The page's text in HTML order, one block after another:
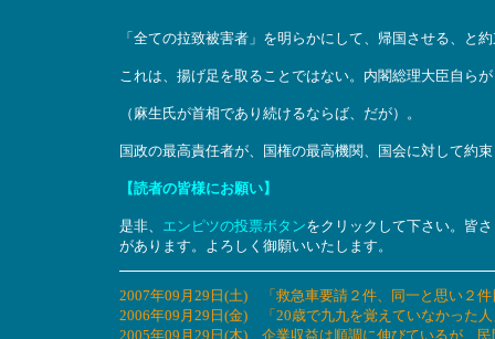
「全ての拉致被害者」を明らかにして、帰国させる、と
これは、揚げ足を取ることではない。内閣総理大臣自ら
（麻生氏が首相であり続けるならば、だが）。
国政の最高責任者が、国権の最高機関、国会に対して約
【読者の皆様にお願い】
是非、 エンピツの投票ボタンをクリックして下さい。皆
があります。よろしく御願いいたします。
2007年09月29日(土) 「救急車要請２件、同一と思い２
2006年09月29日(金) 「20歳で九九を覚えていなかった
2005年09月29日(木) 企業収益は順調に伸びているが、